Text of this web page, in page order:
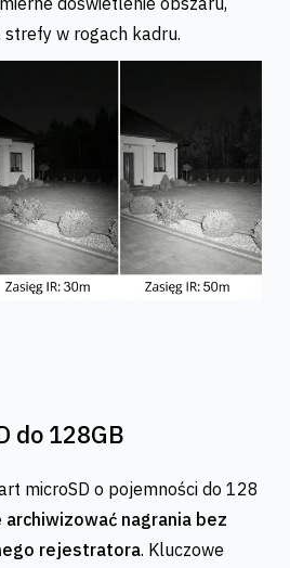
w rogach kadru.
do 128GB
microSD o pojemności do 128
archiwizować nagrania bez
rejestratora. Kluczowe